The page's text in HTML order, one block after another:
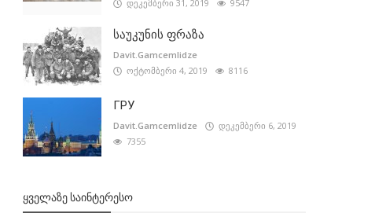
დეკემბერი 31, 2019
9547
საუკუნის ფრაზა
Davit.Gamcemlidze
ოქტომბერი 4, 2019
8116
ГРУ
Davit.Gamcemlidze
დეკემბერი 6, 2019
7355
ᲧᲕᲔᲚᲐᲖᲔ ᲡᲐᲘᲜᲢᲔᲠᲔᲡᲝ